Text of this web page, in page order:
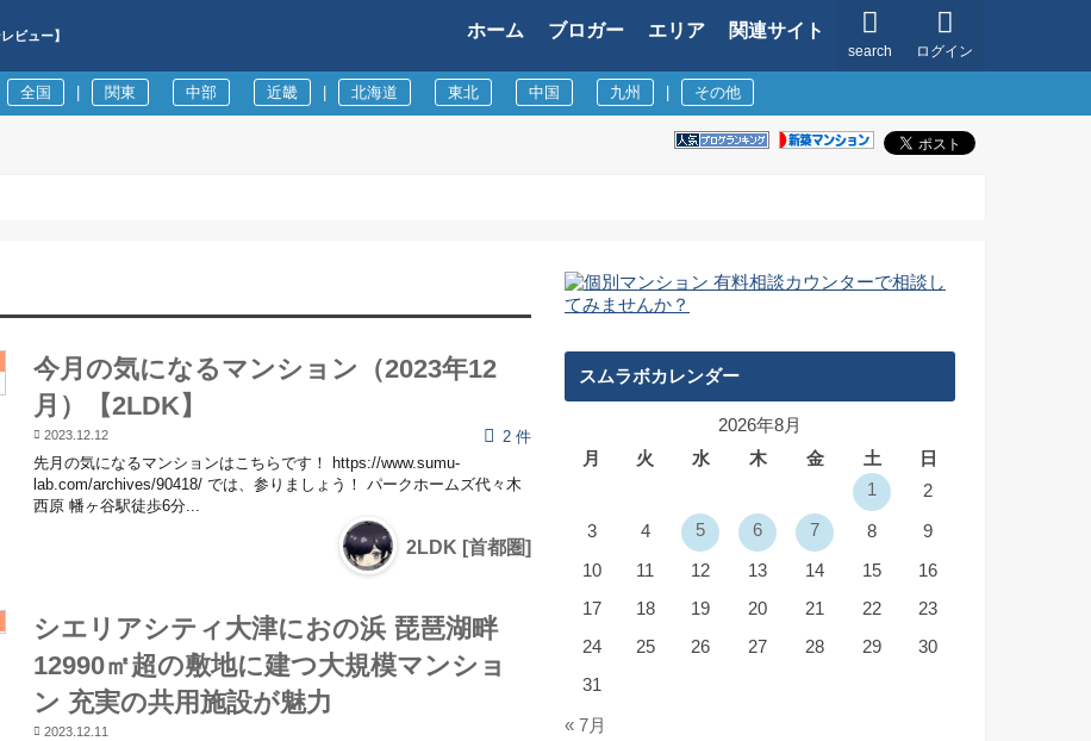
ビュー】
ログイン
search
ホーム ブロガー エリア 関連サイト
全国 関東 中部 近畿 北海道 東北 中国 九州 その他
今月の気になるマンション（2023年12
月）【2LDK】
2023.12.12
2 件
先月の気になるマンションはこちらです！ https://www.sumu-
lab.com/archives/90418/ では、参りましょう！ パークホームズ代々木
西原 幡ヶ谷駅徒歩6分...
2LDK [首都圏]
シエリアシティ大津におの浜 琵琶湖畔
12990㎡超の敷地に建つ大規模マンショ
ン 充実の共用施設が魅力
2023.12.11
スムラボカレンダー
2026年8月
月
火 水 木 金 土
日
1
2
3 4 5 6 7 8 9
10 11 12 13 14 15
16
17
18 19 20 21 22
23
24
25 26 27 28 29
30
31
« 7月